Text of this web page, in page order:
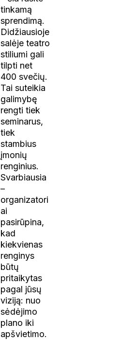
tinkamą
sprendimą.
Didžiausioje
salėje teatro
stiliumi gali
tilpti net
400 svečių.
Tai suteikia
galimybę
rengti tiek
seminarus,
tiek
stambius
įmonių
renginius.
Svarbiausia
–
organizatori
ai
pasirūpina,
kad
kiekvienas
renginys
būtų
pritaikytas
pagal jūsų
viziją: nuo
sėdėjimo
plano iki
apšvietimo.